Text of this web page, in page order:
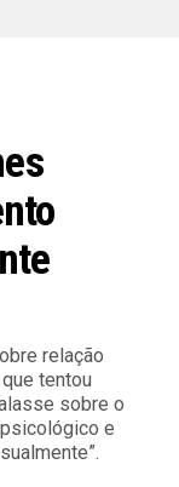
relação
tentou
sobre o
e